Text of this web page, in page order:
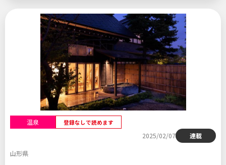
温泉 登録なしで読めます
2025/02/07
連載
山形県